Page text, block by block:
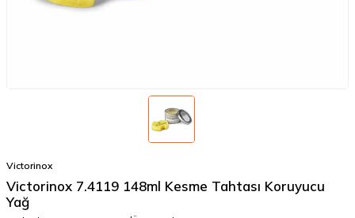
Victorinox
Victorinox 7.4119 148ml Kesme Tahtası Koruyucu
Yağ